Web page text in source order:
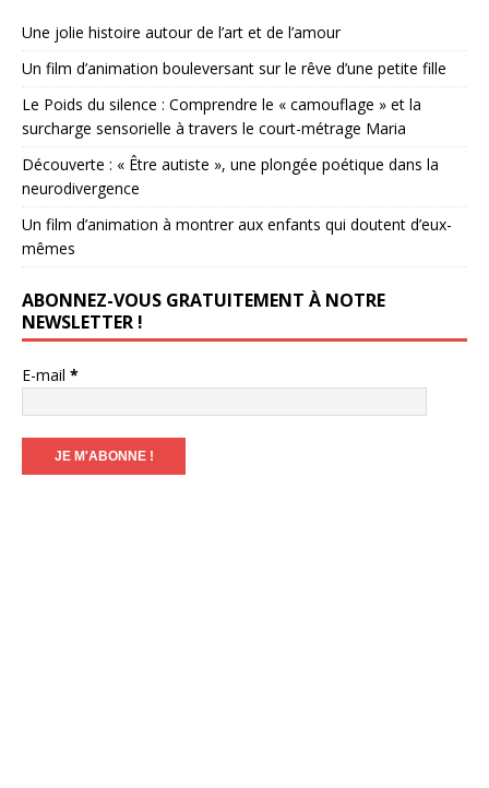
Une jolie histoire autour de l’art et de l’amour
Un film d’animation bouleversant sur le rêve d’une petite fille
Le Poids du silence : Comprendre le « camouflage » et la
surcharge sensorielle à travers le court-métrage Maria
Découverte : « Être autiste », une plongée poétique dans la
neurodivergence
Un film d’animation à montrer aux enfants qui doutent d’eux-
mêmes
ABONNEZ-VOUS GRATUITEMENT À NOTRE
NEWSLETTER !
E-mail *